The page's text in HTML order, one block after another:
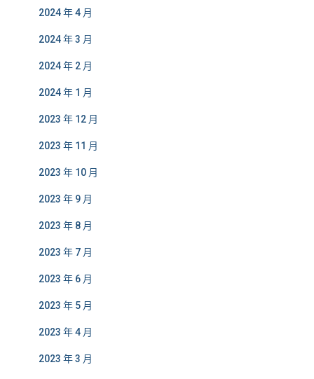
2024 年 4 月
2024 年 3 月
2024 年 2 月
2024 年 1 月
2023 年 12 月
2023 年 11 月
2023 年 10 月
2023 年 9 月
2023 年 8 月
2023 年 7 月
2023 年 6 月
2023 年 5 月
2023 年 4 月
2023 年 3 月